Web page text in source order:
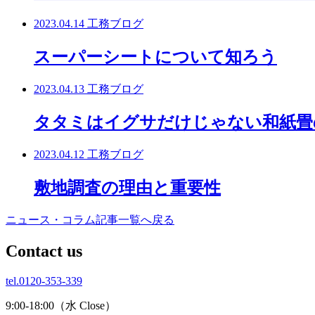
2023.04.14 工務ブログ
スーパーシートについて知ろう
2023.04.13 工務ブログ
タタミはイグサだけじゃない和紙
2023.04.12 工務ブログ
敷地調査の理由と重要性
ニュース・コラム記事一覧へ戻る
Contact us
tel.0120-353-339
9:00-18:00（水 Close）